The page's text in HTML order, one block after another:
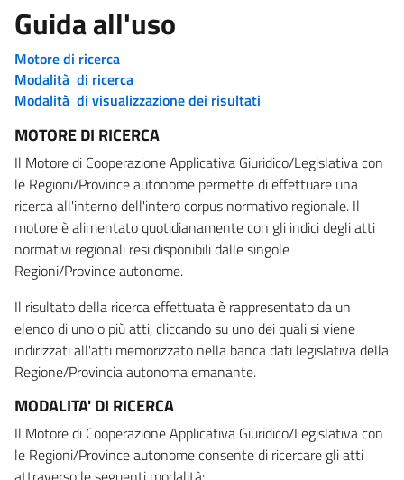
Guida all'uso
Motore di ricerca
Modalità di ricerca
Modalità di visualizzazione dei risultati
MOTORE DI RICERCA
Il Motore di Cooperazione Applicativa Giuridico/Legislativa con
le Regioni/Province autonome permette di effettuare una
ricerca all'interno dell'intero corpus normativo regionale. Il
motore è alimentato quotidianamente con gli indici degli atti
normativi regionali resi disponibili dalle singole
Regioni/Province autonome.
Il risultato della ricerca effettuata è rappresentato da un
elenco di uno o più atti, cliccando su uno dei quali si viene
indirizzati all'atti memorizzato nella banca dati legislativa della
Regione/Provincia autonoma emanante.
MODALITA' DI RICERCA
Il Motore di Cooperazione Applicativa Giuridico/Legislativa con
le Regioni/Province autonome consente di ricercare gli atti